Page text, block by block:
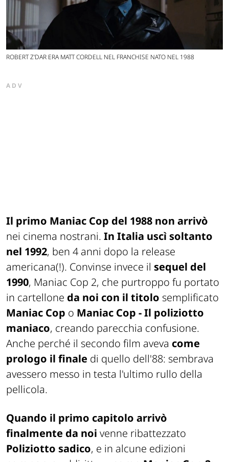
ROBERT Z'DAR ERA MATT CORDELL NEL FRANCHISE NATO NEL 1988
ADV
Il primo Maniac Cop del 1988 non arrivò
nei cinema nostrani. In Italia uscì soltanto
nel 1992, ben 4 anni dopo la release
americana(!). Convinse invece il sequel del
1990, Maniac Cop 2, che purtroppo fu portato
in cartellone da noi con il titolo semplificato
Maniac Cop o Maniac Cop - Il poliziotto
maniaco, creando parecchia confusione.
Anche perché il secondo film aveva come
prologo il finale di quello dell'88: sembrava
avessero messo in testa l'ultimo rullo della
pellicola.
Quando il primo capitolo arrivò
finalmente da noi venne ribattezzato
Poliziotto sadico, e in alcune edizioni